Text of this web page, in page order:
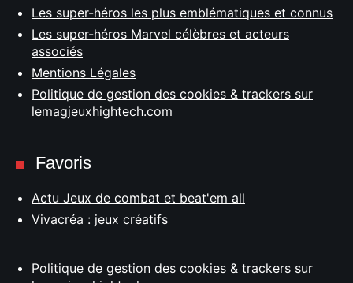
Les super-héros les plus emblématiques et connus
Les super-héros Marvel célèbres et acteurs
associés
Mentions Légales
Politique de gestion des cookies & trackers sur
lemagjeuxhightech.com
Favoris
Actu Jeux de combat et beat'em all
Vivacréa : jeux créatifs
Politique de gestion des cookies & trackers sur